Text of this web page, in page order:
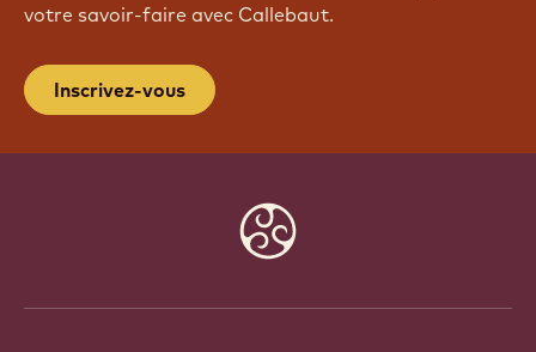
votre savoir-faire avec Callebaut.
Inscrivez-vous